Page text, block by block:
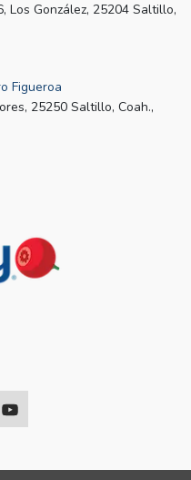
Los González, 25204 Saltillo,
Figueroa
25250 Saltillo, Coah.,